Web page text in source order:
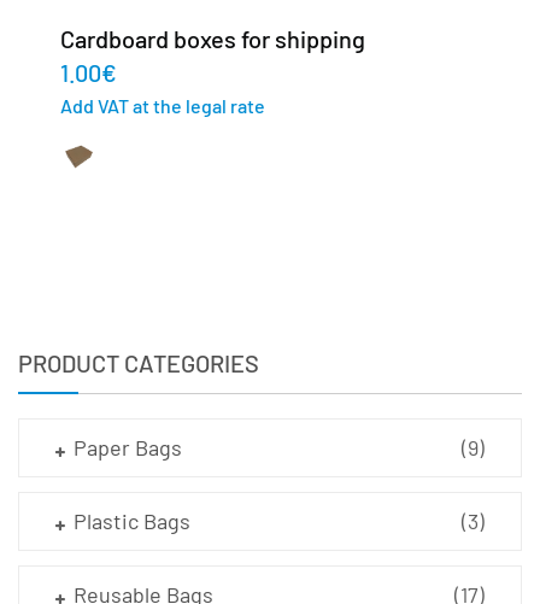
Cardboard boxes for shipping
1.00€
Add VAT at the legal rate
PRODUCT CATEGORIES
Paper Bags (9)
Plastic Bags (3)
Reusable Bags (17)